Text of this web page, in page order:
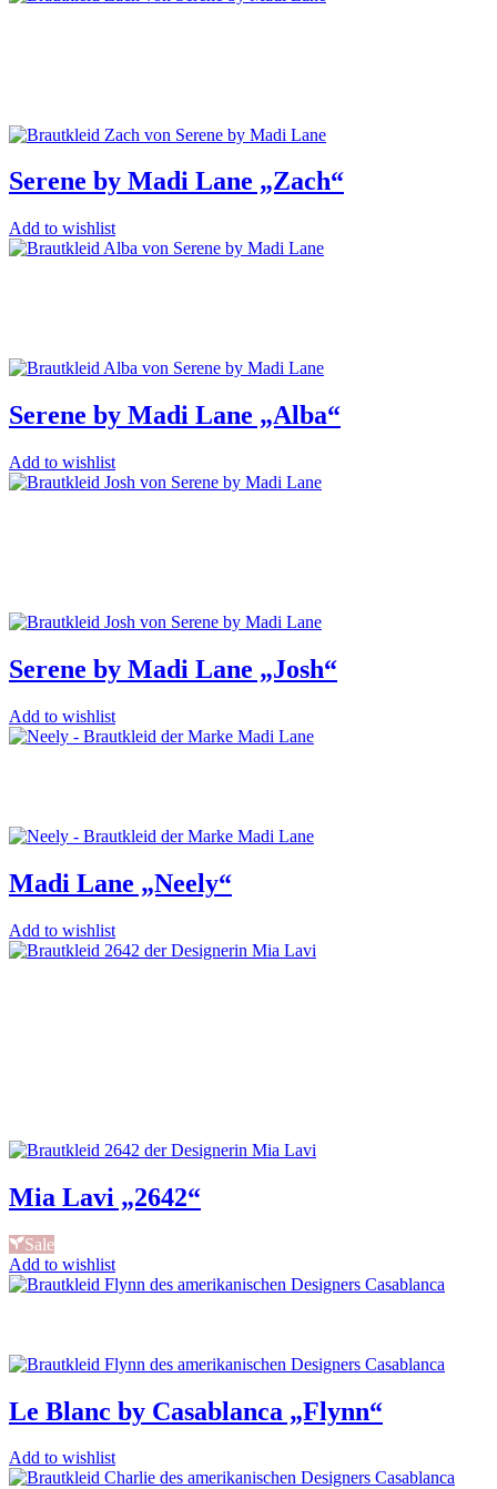
Serene by Madi Lane „Zach“
Add to wishlist
Serene by Madi Lane „Alba“
Add to wishlist
Serene by Madi Lane „Josh“
Add to wishlist
Madi Lane „Neely“
Add to wishlist
Mia Lavi „2642“
Sale
Add to wishlist
Le Blanc by Casablanca „Flynn“
Add to wishlist